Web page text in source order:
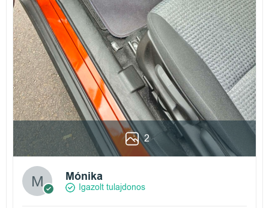
2
Mónika
Igazolt tulajdonos